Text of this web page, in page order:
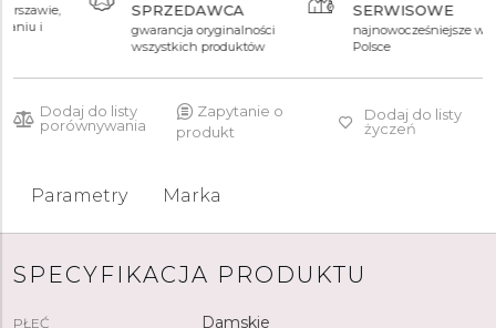
39 990 zł 39 990 zł 39 990 zł
SPRZEDAWCA
gwarancja oryginalności
wszystkich produktów
SERWISOWE
najnowocześniejsze w
Dodaj do listy
porównywania
Zapytanie o
produkt
Dodaj do listy
życzeń
Parametry Marka
SPECYFIKACJA PRODUKTU
PŁEĆ Damskie